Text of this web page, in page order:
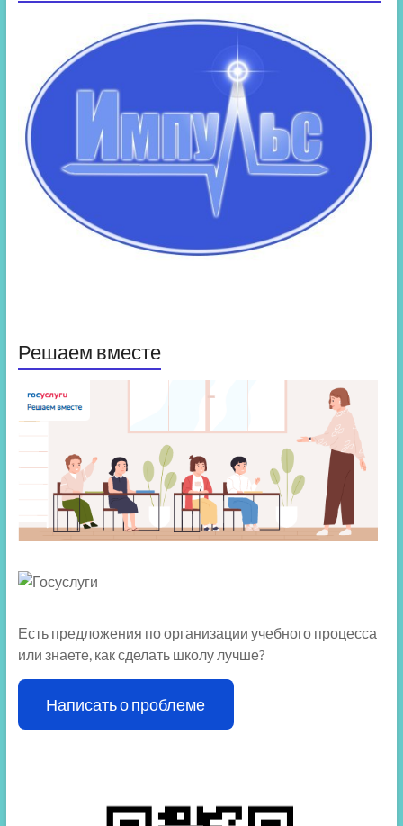
Решаем вместе
Есть предложения по организации учебного процесса
или знаете, как сделать школу лучше?
Написать о проблеме